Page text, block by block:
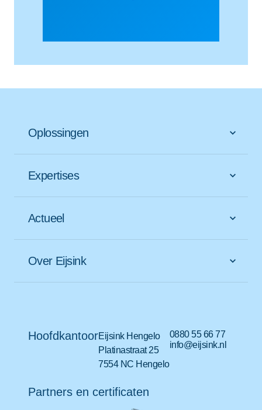
Oplossingen
Expertises
Actueel
Over Eijsink
HoofdkantoorEijsink Hengelo
Platinastraat 25
7554 NC Hengelo
0880 55 66 77
info@eijsink.nl
Partners en certificaten